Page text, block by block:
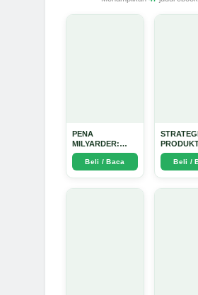
PENA
MILYARDER:
Kisah, Rahasia
Sukses, dan
Panduan Menjadi
Beli / Baca
MENULIS
UPDATE -
Dinata
Beli /